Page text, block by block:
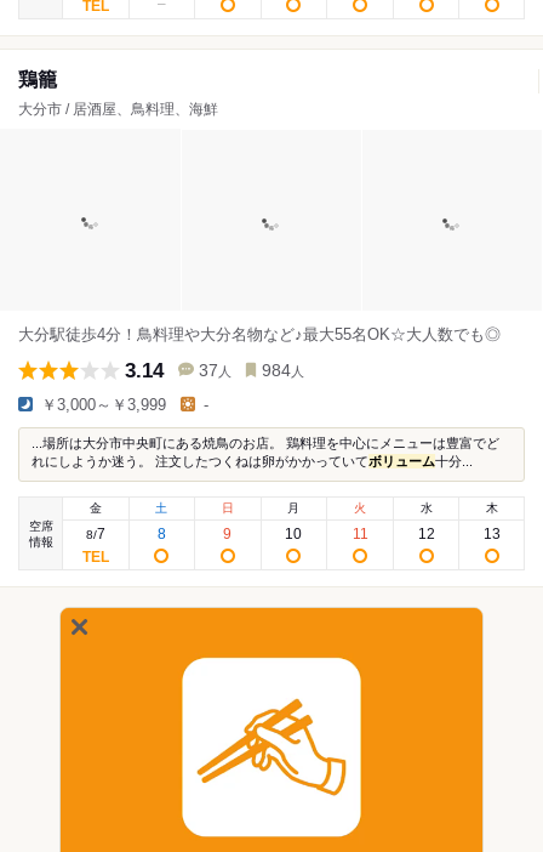
鶏籠
大分市 / 居酒屋、鳥料理、海鮮
大分駅徒歩4分！鳥料理や大分名物など♪最大55名OK☆大人数でも◎
3.14 37 人 984 人
￥3,000～￥3,999 -
...場所は大分市中央町にある焼鳥のお店。 鶏料理を中心にメニューは豊富でど
れにしようか迷う。 注文したつくねは卵がかかっていてボリューム十分...
空席
情報
金
8/7
土
8
日
9
月
10
火
11
水
12
木
13